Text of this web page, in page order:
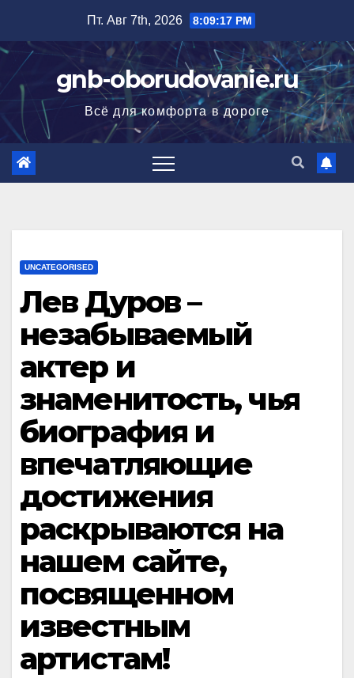
содержимому
Пт. Авг 7th, 2026 8:09:18 PM
gnb-oborudovanie.ru
Всё для комфорта в дороге
UNCATEGORISED
Лев Дуров –
незабываемый
актер и
знаменитость, чья
биография и
впечатляющие
достижения
раскрываются на
нашем сайте,
посвященном
известным
артистам!